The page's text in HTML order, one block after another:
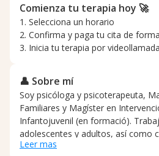
Comienza tu terapia hoy 🚀
1. Selecciona un horario
2. Confirma y paga tu cita de
3. Inicia tu terapia por
👤 Sobre mí
Soy psicóloga y psicoterapeuta,
Familiares y Magíster en
Infantojuvenil (en formació).
adolescentes y adultos, así como
acompañando procesos de
Leer mas